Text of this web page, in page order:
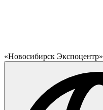
«Новосибирск Экспоцентр»